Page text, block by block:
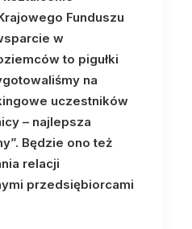
Funduszu
w
to pigułki
na
uczestników
– najlepsza
Będzie ono też
relacji
przedsiębiorcami